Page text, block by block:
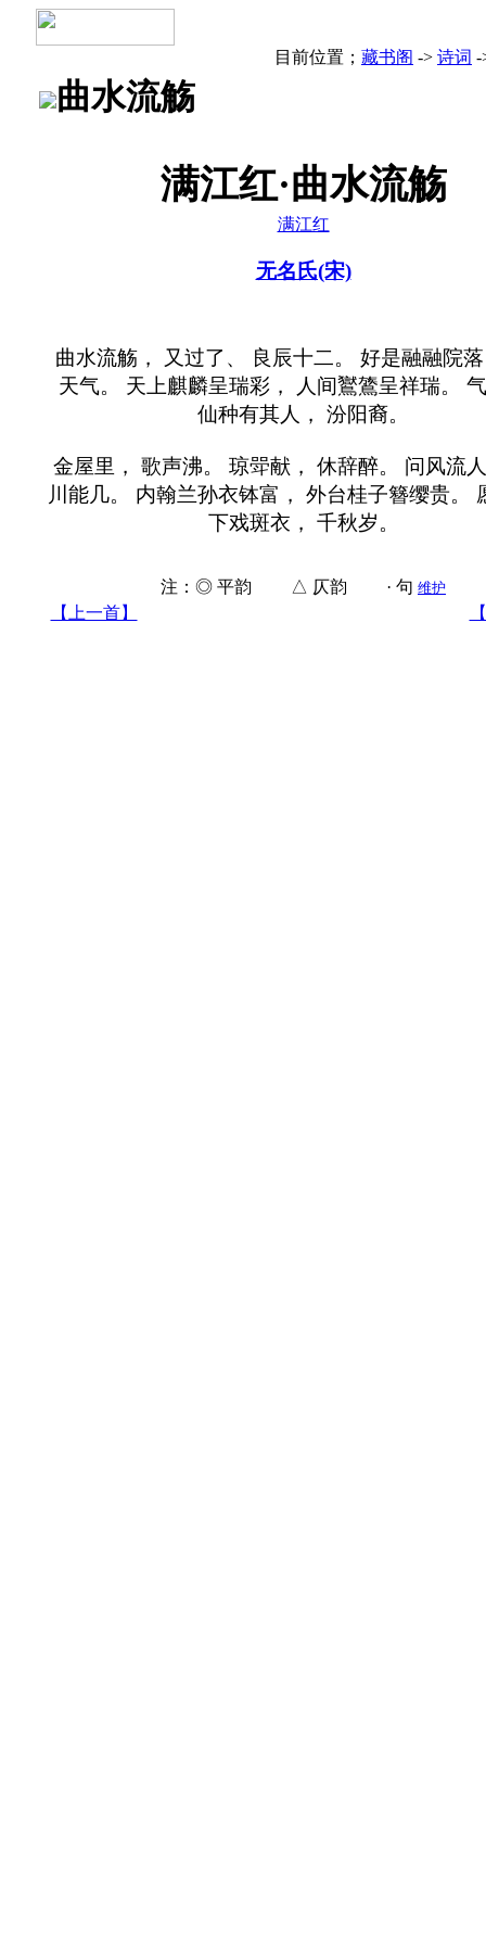
目前位置； 藏书阁 -> 诗词 -
曲水流觞
满江红·曲水流觞
满江红
无名氏(宋)
曲水流觞， 又过了、 良辰十二。 好是融融院
天气。 天上麒麟呈瑞彩， 人间鸑鷟呈祥瑞。
仙种有其人， 汾阳裔。
金屋里， 歌声沸。 琼斝献， 休辞醉。 问风流
川能几。 内翰兰孙衣钵富， 外台桂子簪缨贵。
下戏斑衣， 千秋岁。
注：◎ 平韵 △ 仄韵 · 句 维护
【上一首】